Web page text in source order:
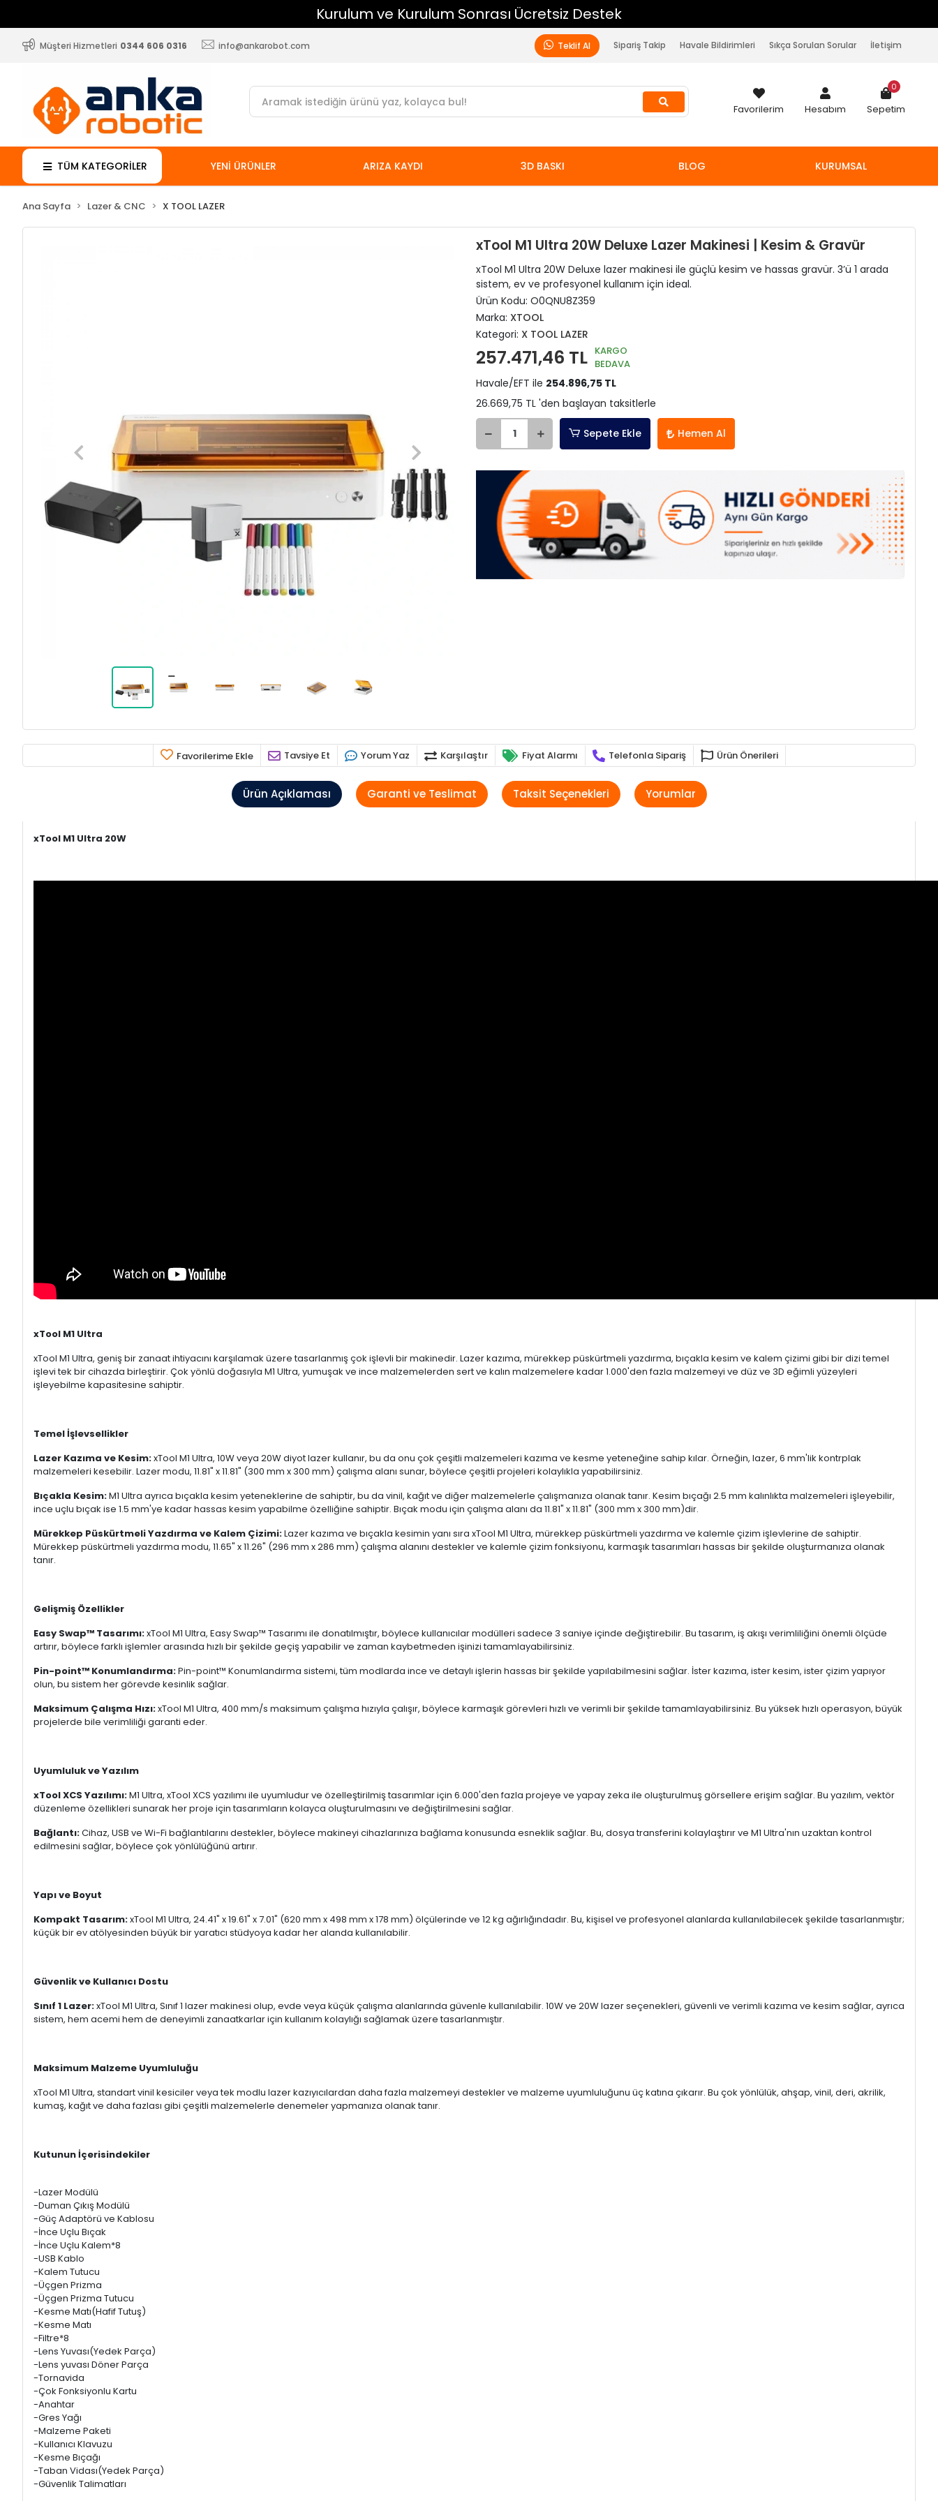
Kurulum ve Kurulum Sonrası Ücretsiz Destek
Müşteri Hizmetleri 0344 606 0316 info@ankarobot.com Teklif Al Sipariş Takip Havale Bildirimleri Sıkça Sorulan Sorular İletişim
Favorilerim Hesabım Sepetim
0
TÜM KATEGORİLER YENİ ÜRÜNLER ARIZA KAYDI 3D BASKI BLOG KURUMSAL
Ana Sayfa Lazer & CNC X TOOL LAZER
xTool M1 Ultra 20W Deluxe Lazer Makinesi | Kesim & Gravür
xTool M1 Ultra 20W Deluxe lazer makinesi ile güçlü kesim ve hassas gravür. 3’ü 1 arada
sistem, ev ve profesyonel kullanım için ideal.
Ürün Kodu: O0QNU8Z359
Marka: XTOOL
Kategori: X TOOL LAZER
257.471,46 TL KARGO
BEDAVA
Havale/EFT ile 254.896,75 TL
26.669,75 TL 'den başlayan taksitlerle
Sepete Ekle Hemen Al
Favorilerime Ekle Tavsiye Et Yorum Yaz Karşılaştır Fiyat Alarmı Telefonla Sipariş Ürün Önerileri
Ürün Açıklaması Garanti ve Teslimat Taksit Seçenekleri Yorumlar
xTool M1 Ultra 20W
xTool M1 Ultra
xTool M1 Ultra, geniş bir zanaat ihtiyacını karşılamak üzere tasarlanmış çok işlevli bir makinedir. Lazer kazıma, mürekkep püskürtmeli yazdırma, bıçakla kesim ve kalem çizimi gibi bir dizi temel
işlevi tek bir cihazda birleştirir. Çok yönlü doğasıyla M1 Ultra, yumuşak ve ince malzemelerden sert ve kalın malzemelere kadar 1.000'den fazla malzemeyi ve düz ve 3D eğimli yüzeyleri
işleyebilme kapasitesine sahiptir.
Temel İşlevsellikler
Lazer Kazıma ve Kesim:xTool M1 Ultra, 10W veya 20W diyot lazer kullanır, bu da onu çok çeşitli malzemeleri kazıma ve kesme yeteneğine sahip kılar. Örneğin, lazer, 6 mm'lik kontrplak
malzemeleri kesebilir. Lazer modu, 11.81" x 11.81" (300 mm x 300 mm) çalışma alanı sunar, böylece çeşitli projeleri kolaylıkla yapabilirsiniz.
Bıçakla Kesim:M1 Ultra ayrıca bıçakla kesim yeteneklerine de sahiptir, bu da vinil, kağıt ve diğer malzemelerle çalışmanıza olanak tanır. Kesim bıçağı 2.5 mm kalınlıkta malzemeleri işleyebilir,
ince uçlu bıçak ise 1.5 mm'ye kadar hassas kesim yapabilme özelliğine sahiptir. Bıçak modu için çalışma alanı da 11.81" x 11.81" (300 mm x 300 mm)dir.
Mürekkep Püskürtmeli Yazdırma ve Kalem Çizimi:Lazer kazıma ve bıçakla kesimin yanı sıra xTool M1 Ultra, mürekkep püskürtmeli yazdırma ve kalemle çizim işlevlerine de sahiptir.
Mürekkep püskürtmeli yazdırma modu, 11.65" x 11.26" (296 mm x 286 mm) çalışma alanını destekler ve kalemle çizim fonksiyonu, karmaşık tasarımları hassas bir şekilde oluşturmanıza olanak
tanır.
Gelişmiş Özellikler
Easy Swap™ Tasarımı:xTool M1 Ultra, Easy Swap™ Tasarımı ile donatılmıştır, böylece kullanıcılar modülleri sadece 3 saniye içinde değiştirebilir. Bu tasarım, iş akışı verimliliğini önemli ölçüde
artırır, böylece farklı işlemler arasında hızlı bir şekilde geçiş yapabilir ve zaman kaybetmeden işinizi tamamlayabilirsiniz.
Pin-point™ Konumlandırma:Pin-point™ Konumlandırma sistemi, tüm modlarda ince ve detaylı işlerin hassas bir şekilde yapılabilmesini sağlar. İster kazıma, ister kesim, ister çizim yapıyor
olun, bu sistem her görevde kesinlik sağlar.
Maksimum Çalışma Hızı:xTool M1 Ultra, 400 mm/s maksimum çalışma hızıyla çalışır, böylece karmaşık görevleri hızlı ve verimli bir şekilde tamamlayabilirsiniz. Bu yüksek hızlı operasyon, büyük
projelerde bile verimliliği garanti eder.
Uyumluluk ve Yazılım
xTool XCS Yazılımı:M1 Ultra, xTool XCS yazılımı ile uyumludur ve özelleştirilmiş tasarımlar için 6.000'den fazla projeye ve yapay zeka ile oluşturulmuş görsellere erişim sağlar. Bu yazılım, vektör
düzenleme özellikleri sunarak her proje için tasarımların kolayca oluşturulmasını ve değiştirilmesini sağlar.
Bağlantı:Cihaz, USB ve Wi-Fi bağlantılarını destekler, böylece makineyi cihazlarınıza bağlama konusunda esneklik sağlar. Bu, dosya transferini kolaylaştırır ve M1 Ultra'nın uzaktan kontrol
edilmesini sağlar, böylece çok yönlülüğünü artırır.
Yapı ve Boyut
Kompakt Tasarım:xTool M1 Ultra, 24.41" x 19.61" x 7.01" (620 mm x 498 mm x 178 mm) ölçülerinde ve 12 kg ağırlığındadır. Bu, kişisel ve profesyonel alanlarda kullanılabilecek şekilde tasarlanmıştır;
küçük bir ev atölyesinden büyük bir yaratıcı stüdyoya kadar her alanda kullanılabilir.
Güvenlik ve Kullanıcı Dostu
Sınıf 1 Lazer:xTool M1 Ultra, Sınıf 1 lazer makinesi olup, evde veya küçük çalışma alanlarında güvenle kullanılabilir. 10W ve 20W lazer seçenekleri, güvenli ve verimli kazıma ve kesim sağlar, ayrıca
sistem, hem acemi hem de deneyimli zanaatkarlar için kullanım kolaylığı sağlamak üzere tasarlanmıştır.
Maksimum Malzeme Uyumluluğu
xTool M1 Ultra, standart vinil kesiciler veya tek modlu lazer kazıyıcılardan daha fazla malzemeyi destekler ve malzeme uyumluluğunu üç katına çıkarır. Bu çok yönlülük, ahşap, vinil, deri, akrilik,
kumaş, kağıt ve daha fazlası gibi çeşitli malzemelerle denemeler yapmanıza olanak tanır.
Kutunun İçerisindekiler
-Lazer Modülü
-Duman Çıkış Modülü
-Güç Adaptörü ve Kablosu
-İnce Uçlu Bıçak
-İnce Uçlu Kalem*8
-USB Kablo
-Kalem Tutucu
-Üçgen Prizma
-Üçgen Prizma Tutucu
-Kesme Matı(Hafif Tutuş)
-Kesme Matı
-Filtre*8
-Lens Yuvası(Yedek Parça)
-Lens yuvası Döner Parça
-Tornavida
-Çok Fonksiyonlu Kartu
-Anahtar
-Gres Yağı
-Malzeme Paketi
-Kullanıcı Klavuzu
-Kesme Bıçağı
-Taban Vidası(Yedek Parça)
-Güvenlik Talimatları